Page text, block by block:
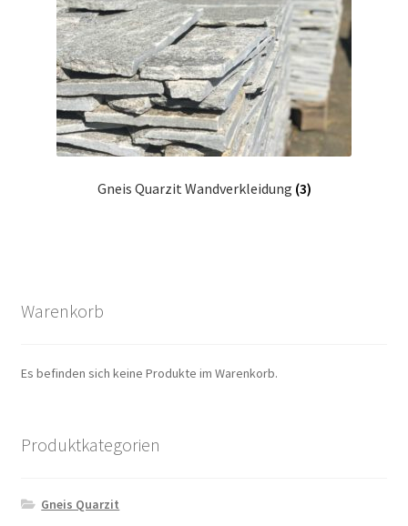
Gneis Quarzit Wandverkleidung (3)
Warenkorb
Es befinden sich keine Produkte im Warenkorb.
Produktkategorien
Gneis Quarzit